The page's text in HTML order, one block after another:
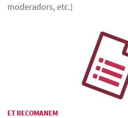
moderadors, etc.)
ET RECOMANEM